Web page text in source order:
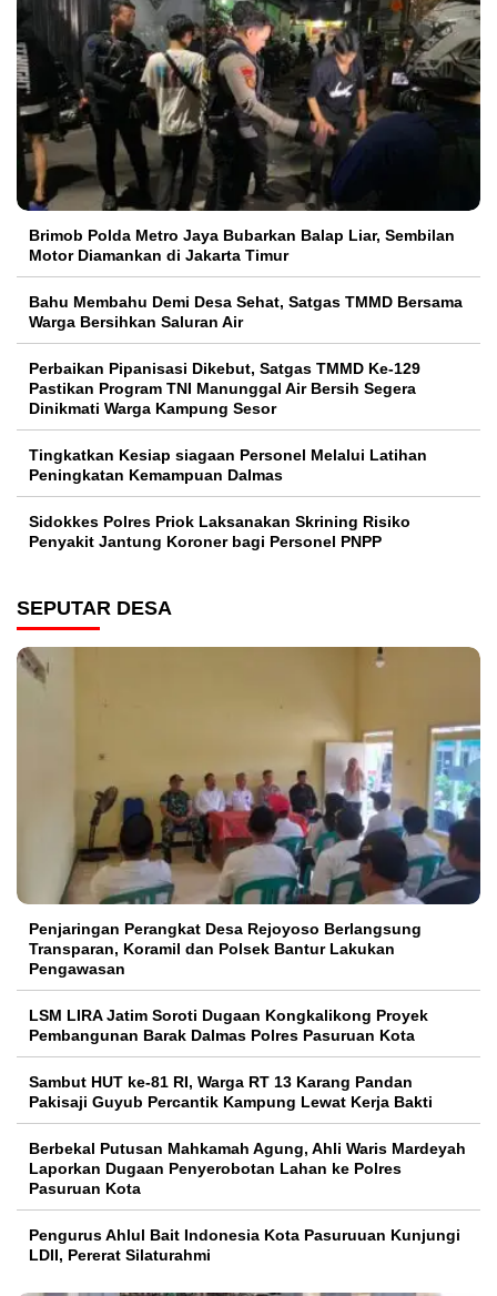
Brimob Polda Metro Jaya Bubarkan Balap Liar, Sembilan
Motor Diamankan di Jakarta Timur
Bahu Membahu Demi Desa Sehat, Satgas TMMD Bersama
Warga Bersihkan Saluran Air
Perbaikan Pipanisasi Dikebut, Satgas TMMD Ke-129
Pastikan Program TNI Manunggal Air Bersih Segera
Dinikmati Warga Kampung Sesor
Tingkatkan Kesiap siagaan Personel Melalui Latihan
Peningkatan Kemampuan Dalmas
Sidokkes Polres Priok Laksanakan Skrining Risiko
Penyakit Jantung Koroner bagi Personel PNPP
SEPUTAR DESA
Penjaringan Perangkat Desa Rejoyoso Berlangsung
Transparan, Koramil dan Polsek Bantur Lakukan
Pengawasan
LSM LIRA Jatim Soroti Dugaan Kongkalikong Proyek
Pembangunan Barak Dalmas Polres Pasuruan Kota
Sambut HUT ke-81 RI, Warga RT 13 Karang Pandan
Pakisaji Guyub Percantik Kampung Lewat Kerja Bakti
Berbekal Putusan Mahkamah Agung, Ahli Waris Mardeyah
Laporkan Dugaan Penyerobotan Lahan ke Polres
Pasuruan Kota
Pengurus Ahlul Bait Indonesia Kota Pasuruuan Kunjungi
LDII, Pererat Silaturahmi